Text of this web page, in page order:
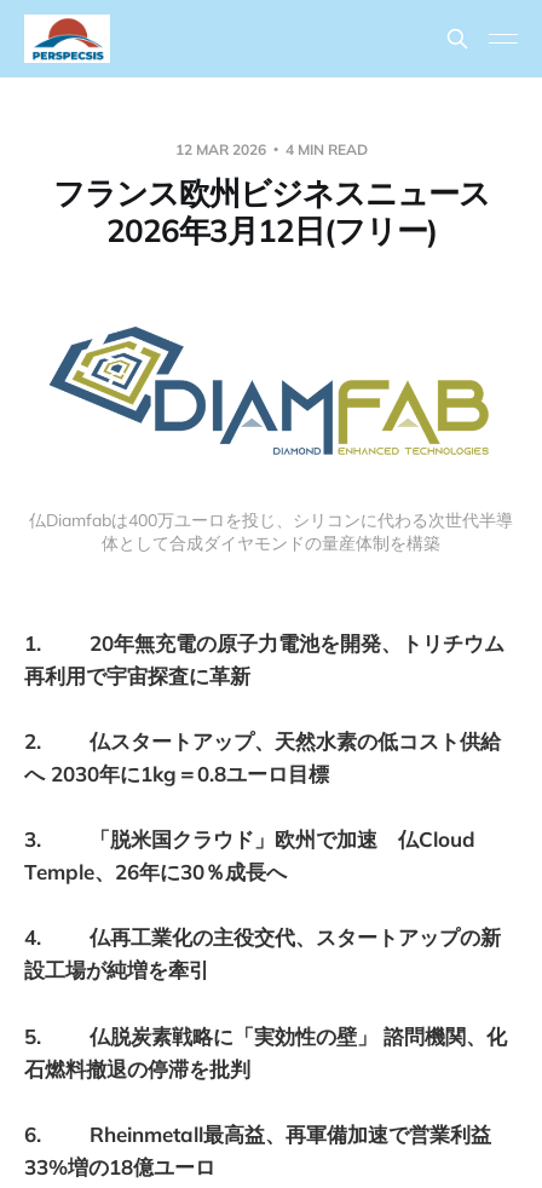
12 MAR 2026 4 MIN READ
フランス欧州ビジネスニュース
2026年3月12日(フリー)
仏Diamfabは400万ユーロを投じ、シリコンに代わる次世代半導
体として合成ダイヤモンドの量産体制を構築
1. 20年無充電の原子力電池を開発、トリチウム
再利用で宇宙探査に革新
2. 仏スタートアップ、天然水素の低コスト供給
へ 2030年に1kg＝0.8ユーロ目標
3. 「脱米国クラウド」欧州で加速 仏Cloud
Temple、26年に30％成長へ
4. 仏再工業化の主役交代、スタートアップの新
設工場が純増を牽引
5. 仏脱炭素戦略に「実効性の壁」 諮問機関、化
石燃料撤退の停滞を批判
6. Rheinmetall最高益、再軍備加速で営業利益
33%増の18億ユーロ